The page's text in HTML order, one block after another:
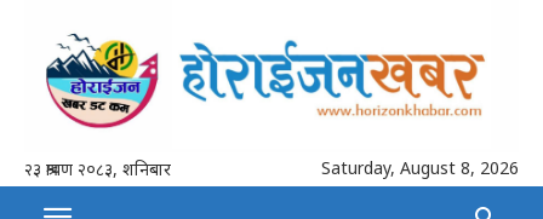
२३ श्रावण २०८३, शनिबार Saturday, August 8, 2026